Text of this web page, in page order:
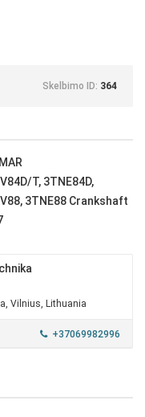
Skelbimo ID: 364
T, 3TNE84D,
3TNE88 Crankshaft
Vilnius, Lithuania
+37069982996